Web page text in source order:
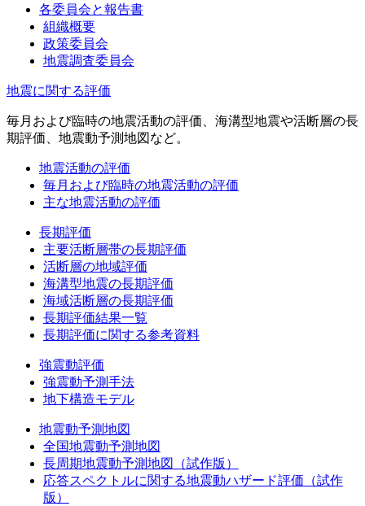
各委員会と報告書
組織概要
政策委員会
地震調査委員会
地震に関する評価
毎月および臨時の地震活動の評価、海溝型地震や活断層の長
期評価、地震動予測地図など。
地震活動の評価
毎月および臨時の地震活動の評価
主な地震活動の評価
長期評価
主要活断層帯の長期評価
活断層の地域評価
海溝型地震の長期評価
海域活断層の長期評価
長期評価結果一覧
長期評価に関する参考資料
強震動評価
強震動予測手法
地下構造モデル
地震動予測地図
全国地震動予測地図
長周期地震動予測地図（試作版）
応答スペクトルに関する地震動ハザード評価（試作
版）